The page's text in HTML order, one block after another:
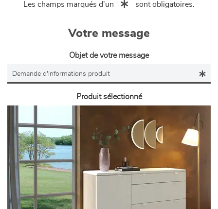
Les champs marqués d'un sont obligatoires.
Votre message
Objet de votre message
Produit sélectionné